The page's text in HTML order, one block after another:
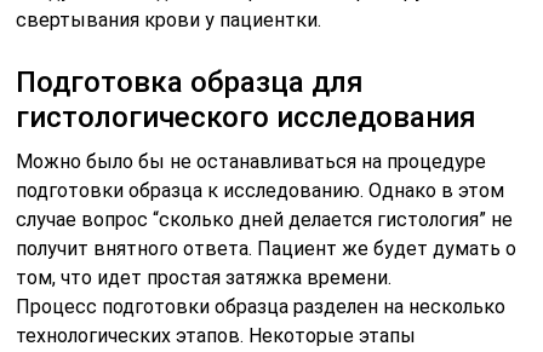
свертывания крови у пациентки.
Подготовка образца для
гистологического исследования
Можно было бы не останавливаться на процедуре
подготовки образца к исследованию. Однако в этом
случае вопрос “сколько дней делается гистология” не
получит внятного ответа. Пациент же будет думать о
том, что идет простая затяжка времени.
Процесс подготовки образца разделен на несколько
технологических этапов. Некоторые этапы